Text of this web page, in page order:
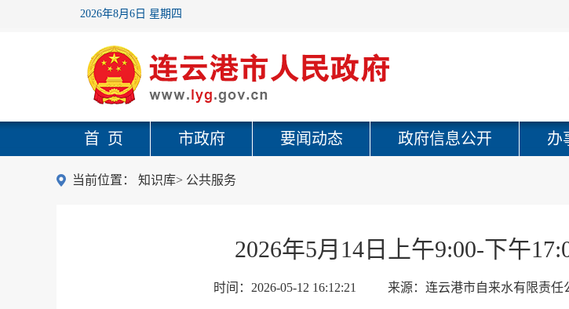
2026年8月6日 星期四
首 页 市政府 要闻动态 政府信息公开 办
当前位置： 知识库> 公共服务
2026年5月14日上午9:00-下午
时间： 2026-05-12 16:12:21 来源： 连云港市自来水有限责任